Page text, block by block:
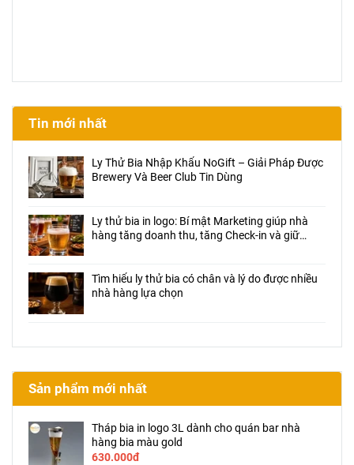
Tin mới nhất
Ly Thử Bia Nhập Khẩu NoGift – Giải Pháp Được
Brewery Và Beer Club Tin Dùng
Ly thử bia in logo: Bí mật Marketing giúp nhà
hàng tăng doanh thu, tăng Check-in và giữ
Tìm hiểu ly thử bia có chân và lý do được nhiều
nhà hàng lựa chọn
Sản phẩm mới nhất
Tháp bia in logo 3L dành cho quán bar nhà
hàng bia màu gold
630.000đ